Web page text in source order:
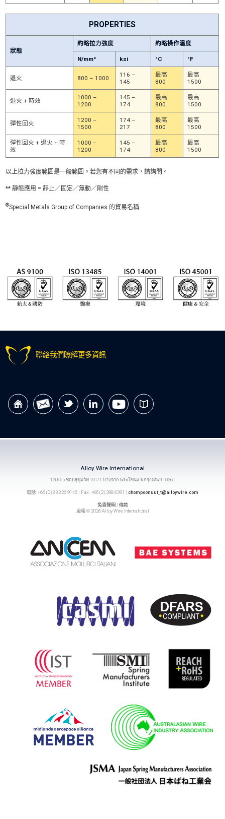
PROPERTIES
狀態
約略拉力強度 約略操作溫度
N/mm² ksi °C °F
退火 800 – 1000
116 –
145
最高
800
最高
1500
退火 + 時效
1000 –
1200
145 –
174
最高
800
最高
1500
彈性回火
1200 –
1500
174 –
217
最高
800
最高
1500
彈性回火 + 退火 + 時
效
1000 –
1200
145 –
174
最高
800
最高
1500
以上拉力強度範圍是一般範圍。若您有不同的需求，請詢問。
** 靜態應用 = 靜止／固定／無動／剛性
®Special Metals Group of Companies 的貿易名稱.
聯絡我們瞭解更多資訊
Alloy Wire International
120/55 ซอยสุขุมวิท 101/1 บางจาก พระโขนง จ.กรุงเทพฯ 10260
電話: +66 (0) 83 826 9146 | Fax: +66 (2) 398 6391 | chompoonuut_t@alloywire.com
免責聲明 | 條款
版權 © 2026 Alloy Wire International